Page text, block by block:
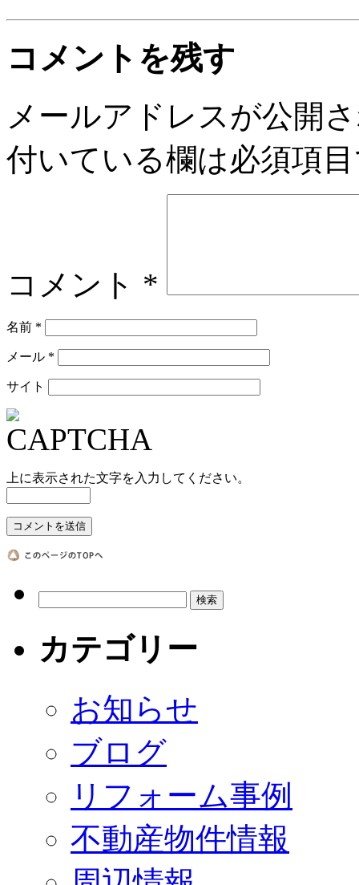
コメントを残す
メールアドレスが公開
付いている欄は必須項
コメント *
名前 *
メール *
サイト
上に表示された文字を入力してください。
カテゴリー
お知らせ
ブログ
リフォーム事例
不動産物件情報